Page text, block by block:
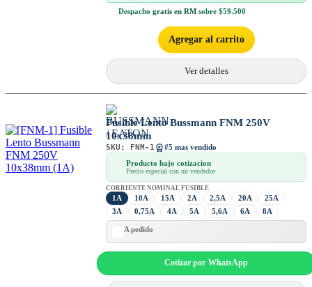
Despacho gratis en RM sobre $59.500
Agregar al carrito
Ver detalles
Fusible Lento Bussmann FNM 250V
10x38mm
SKU: FNM-1 #5 mas vendido
Producto bajo cotizacion
Precio especial con un vendedor
CORRIENTE NOMINAL FUSIBLE
1A 10A 15A 2A 2,5A 20A
25A
3A
0,75A 4A 5A 5,6A 6A 8A
A pedido
Cotizar por WhatsApp